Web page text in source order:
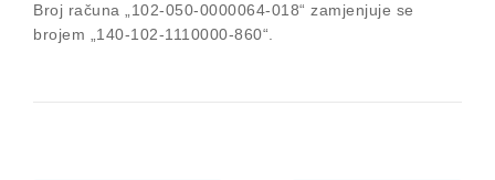
Broj računa „102-050-0000064-018“ zamjenjuje se
brojem „140-102-1110000-860“.